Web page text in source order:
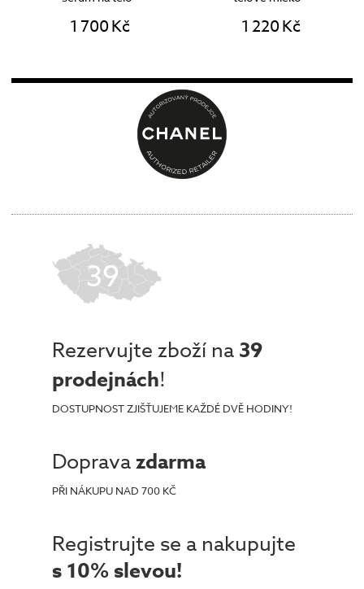
1 700 Kč 1 220 Kč
39
Rezervujte zboží na 39
prodejnách!
DOSTUPNOST ZJIŠŤUJEME KAŽDÉ DVĚ HODINY!
Dopravazdarma
PŘI NÁKUPU NAD 700 KČ
Registrujte se a nakupujte
s 10% slevou!